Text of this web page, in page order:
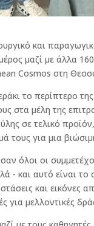
και
μαζί με άλλα
Cosmos στη
το περίπτερο
στα μέλη της
σε τελικό
τους για μια
όλοι οι
- και αυτό είναι
και εικόνες
για μελλοντικές